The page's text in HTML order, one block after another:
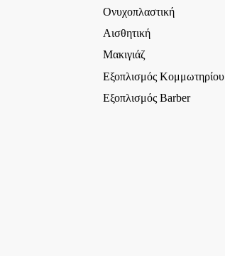
Ονυχοπλαστική
Αισθητική
Μακιγιάζ
Εξοπλισμός Κομμωτηρίου
Εξοπλισμός Barber